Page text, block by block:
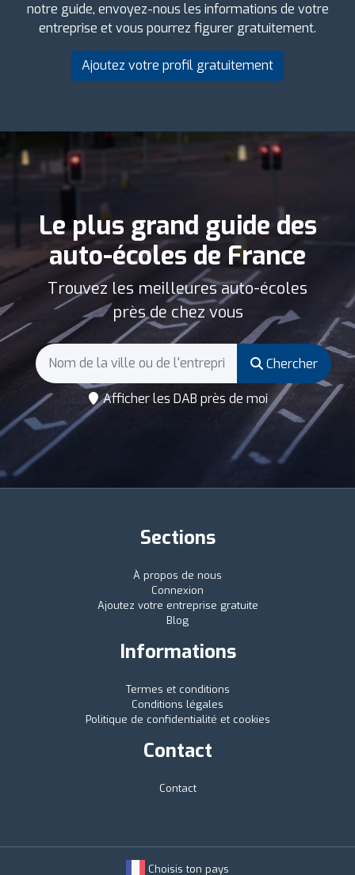
notre guide, envoyez-nous les informations de votre
entreprise et vous pourrez figurer gratuitement.
Ajoutez votre profil gratuitement
Le plus grand guide des
auto-écoles de France
Trouvez les meilleures auto-écoles
près de chez vous
Chercher
Afficher les DAB près de moi
Sections
À propos de nous
Connexion
Ajoutez votre entreprise gratuite
Blog
Informations
Termes et conditions
Conditions légales
Politique de confidentialité et cookies
Contact
Contact
Choisis ton pays